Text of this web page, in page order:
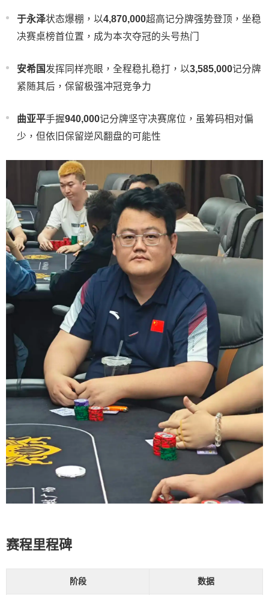
于永泽状态爆棚，以4,870,000超高记分牌强势登顶，坐稳
决赛桌榜首位置，成为本次夺冠的头号热门
安希国 发挥同样亮眼，全程稳扎稳打，以3,585,000记分牌
紧随其后，保留极强冲冠竞争力
曲亚平手握940,000记分牌坚守决赛席位，虽筹码相对偏
少，但依旧保留逆风翻盘的可能性
赛程里程碑
阶段 数据